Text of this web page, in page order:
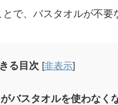
で、バスタオルが不要
る目次 [非表示]
バスタオルを使わなく